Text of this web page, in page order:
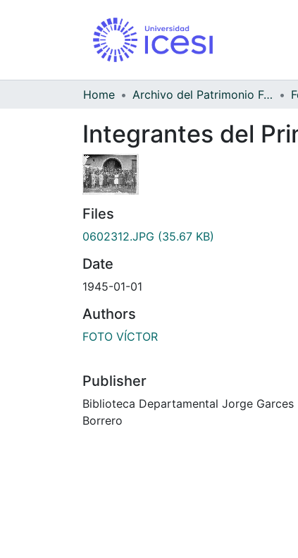
Home Archivo del Patrimonio Fotográfico y Fílmico del Valle del Cauca
Integrantes del
Files
0602312.JPG (35.67 KB)
Date
1945-01-01
Authors
FOTO VÍCTOR
Publisher
Biblioteca Departamental Jorge Garces
Borrero